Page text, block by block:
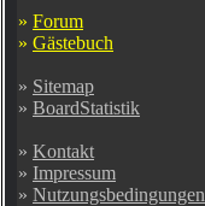
» Forum
» Gästebuch
» Sitemap
» BoardStatistik
» Kontakt
» Impressum
» Nutzungsbedingungen